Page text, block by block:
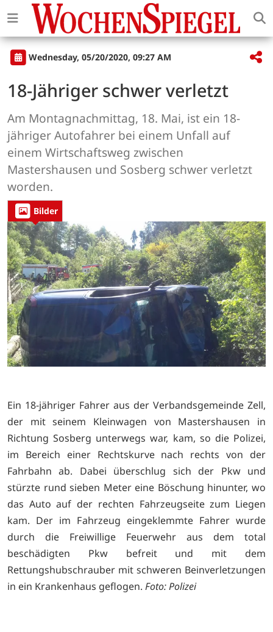
Wednesday, 05/20/2020, 09:27 AM
18-Jähriger schwer verletzt
Am Montagnachmittag, 18. Mai, ist ein 18-
jähriger Autofahrer bei einem Unfall auf
einem Wirtschaftsweg zwischen
Mastershausen und Sosberg schwer verletzt
worden.
Bilder
Ein 18-jähriger Fahrer aus der Verbandsgemeinde Zell,
der mit seinem Kleinwagen von Mastershausen in
Richtung Sosberg unterwegs war, kam, so die Polizei,
im Bereich einer Rechtskurve nach rechts von der
Fahrbahn ab. Dabei überschlug sich der Pkw und
stürzte rund sieben Meter eine Böschung hinunter, wo
das Auto auf der rechten Fahrzeugseite zum Liegen
kam. Der im Fahrzeug eingeklemmte Fahrer wurde
durch die Freiwillige Feuerwehr aus dem total
beschädigten Pkw befreit und mit dem
Rettungshubschrauber mit schweren Beinverletzungen
in ein Krankenhaus geflogen. Foto: Polizei